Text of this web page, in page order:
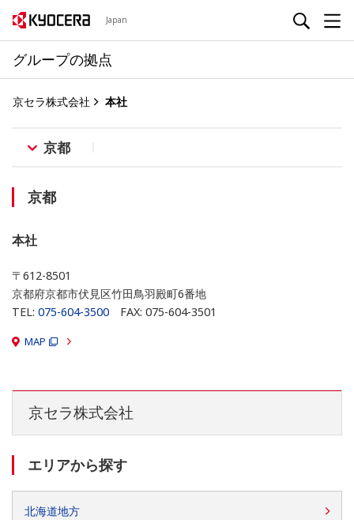
Japan
グループの拠点
京セラ株式会社 本社
京都
京都
本社
〒612-8501
京都府京都市伏見区竹田鳥羽殿町6番地
TEL: 075-604-3500 FAX: 075-604-3501
MAP
京セラ株式会社
エリアから探す
北海道地方